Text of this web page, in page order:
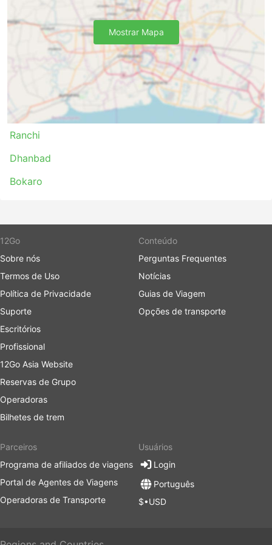
especialmente se você não estiver familiarizado
com a situação do tráfego em seu ponto de
partida.
Os ônibus são provavelmente o meio de
transporte que fica fora do horário com mais
frequência em comparação com os trens ou
aviões. Eles dependem muito da situação da
estrada, que às vezes pode ser imprevisível -
acidentes, obras de construção de estradas,
desvios, etc. Isso se aplica especialmente a
viagens durante fins de semana, alta estação ou
feriados nacionais. Lembre-se disso e não planeje
Viajar em determinadas rotas ou durante os
possível chegar à rodoviária e pegar o próximo
ônibus - as passagens podem estar todas
esgotadas, portanto, organize sua viagem
antecipadamente.
Ranchi
Dhanbad
Bokaro
Mostrar Mapa
12Go
Sobre nós
Termos de Uso
Política de Privacidade
Suporte
Escritórios
Profissional
12Go Asia Website
Reservas de Grupo
Operadoras
Bilhetes de trem
Conteúdo
Perguntas Frequentes
Notícias
Guias de Viagem
Opções de transporte
Parceiros
Programa de afiliados de viagens
Portal de Agentes de Viagens
Operadoras de Transporte
Usuários
Login
Português
$•USD